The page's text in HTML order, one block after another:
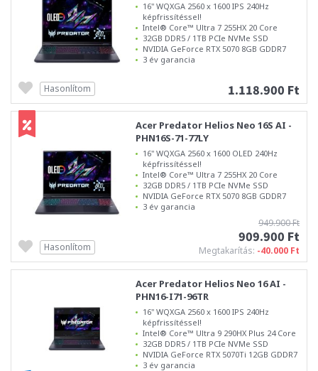
16" WQXGA 2560 x 1600 IPS 240Hz
képfrissítéssel!
Intel® Core™ Ultra 7 255HX 20 Core
32GB DDR5 / 1TB PCIe NVMe SSD
NVIDIA GeForce RTX 5070 8GB GDDR7
3 év garancia
1.118.900 Ft
Hasonlítom
Acer Predator Helios Neo 16S AI -
PHN16S-71-77LY
16" WQXGA 2560 x 1600 OLED 240Hz
képfrissítéssel!
Intel® Core™ Ultra 7 255HX 20 Core
32GB DDR5 / 1TB PCIe NVMe SSD
NVIDIA GeForce RTX 5070 8GB GDDR7
3 év garancia
949.900 Ft
909.900 Ft
Megtakarítás: -40.000 Ft
Hasonlítom
Acer Predator Helios Neo 16 AI -
PHN16-I71-96TR
16" WQXGA 2560 x 1600 IPS 240Hz
képfrissítéssel!
Intel® Core™ Ultra 9 290HX Plus 24 Core
32GB DDR5 / 1TB PCIe NVMe SSD
NVIDIA GeForce RTX 5070Ti 12GB GDDR7
3 év garancia